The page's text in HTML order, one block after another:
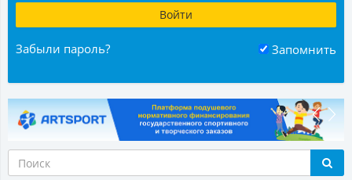
Забыли пароль? Запомнить